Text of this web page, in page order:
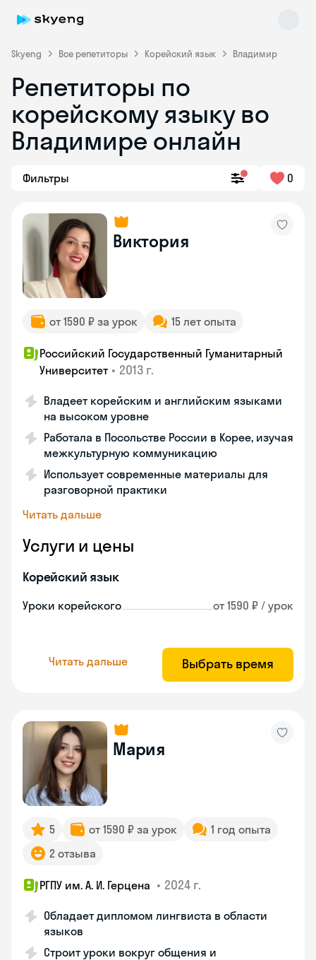
Skyeng Все репетиторы Корейский язык Владимир
Репетиторы по
корейскому языку во
Владимире онлайн
Фильтры 0
Виктория
от 1590 ₽ за урок 15 лет опыта
Российский Государственный Гуманитарный
Университет • 2013 г.
Владеет корейским и английским языками
на высоком уровне
Работала в Посольстве России в Корее, изучая
межкультурную коммуникацию
Использует современные материалы для
разговорной практики
Читать дальше
Услуги и цены
Корейский язык
Уроки корейского от 1590 ₽ / урок
Читать дальше Выбрать время
Мария
5 от 1590 ₽ за урок
1 год опыта
2 отзыва
РГПУ им. А. И. Герцена • 2024 г.
Обладает дипломом лингвиста в области
языков
Строит уроки вокруг общения и
Skyeng Chat